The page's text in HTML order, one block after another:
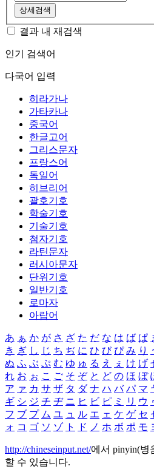
상세검색
결과 내 재검색
인기 검색어
다국어 입력
히라가나
가타카나
중국어
한글고어
그리스문자
프랑스어
독일어
히브리어
괄호기호
학술기호
기술기호
첨자기호
라틴문자
러시아문자
단위기호
일반기호
로마자
아랍어
あ ぁ か が さ ざ た だ な は ば ぱ
き ぎ し じ ち ぢ に ひ び ぴ み り
ぬ ふ ぶ ぷ む ゆ ゅ る え ぇ け げ
れ お ぉ こ ご そ ぞ と ど の ほ ぼ
ア ァ カ サ ザ タ ダ ナ ハ バ パ マ
ギ シ ジ チ ヂ ニ ヒ ビ ピ ミ リ ウ
フ ブ プ ム ユ ュ ル エ ェ ケ ゲ セ
ォ コ ゴ ソ ゾ ト ド ノ ホ ボ ポ モ
http://chineseinput.net/에서 pinyin(병
할 수 있습니다.